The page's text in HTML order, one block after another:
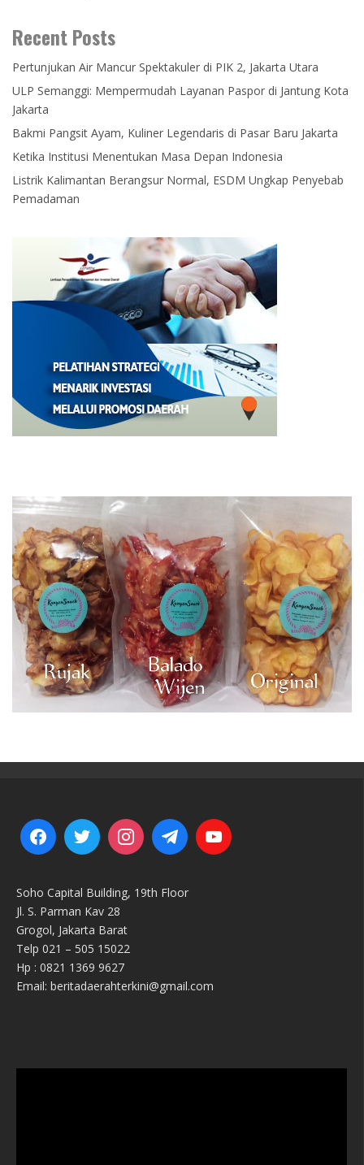
Recent Posts
Pertunjukan Air Mancur Spektakuler di PIK 2, Jakarta Utara
ULP Semanggi: Mempermudah Layanan Paspor di Jantung Kota
Jakarta
Bakmi Pangsit Ayam, Kuliner Legendaris di Pasar Baru Jakarta
Ketika Institusi Menentukan Masa Depan Indonesia
Listrik Kalimantan Berangsur Normal, ESDM Ungkap Penyebab
Pemadaman
Soho Capital Building, 19th Floor
Jl. S. Parman Kav 28
Grogol, Jakarta Barat
Telp 021 – 505 15022
Hp : 0821 1369 9627
Email: beritadaerahterkini@gmail.com